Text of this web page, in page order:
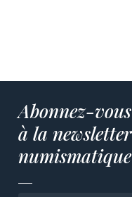
Abonnez-vous
à la newsletter
numismatique